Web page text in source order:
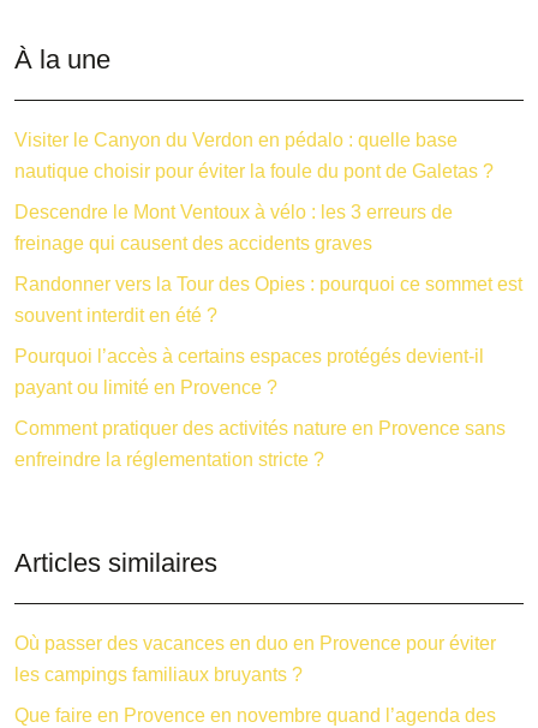
À la une
Visiter le Canyon du Verdon en pédalo : quelle base
nautique choisir pour éviter la foule du pont de Galetas ?
Descendre le Mont Ventoux à vélo : les 3 erreurs de
freinage qui causent des accidents graves
Randonner vers la Tour des Opies : pourquoi ce sommet est
souvent interdit en été ?
Pourquoi l’accès à certains espaces protégés devient-il
payant ou limité en Provence ?
Comment pratiquer des activités nature en Provence sans
enfreindre la réglementation stricte ?
Articles similaires
Où passer des vacances en duo en Provence pour éviter
les campings familiaux bruyants ?
Que faire en Provence en novembre quand l’agenda des